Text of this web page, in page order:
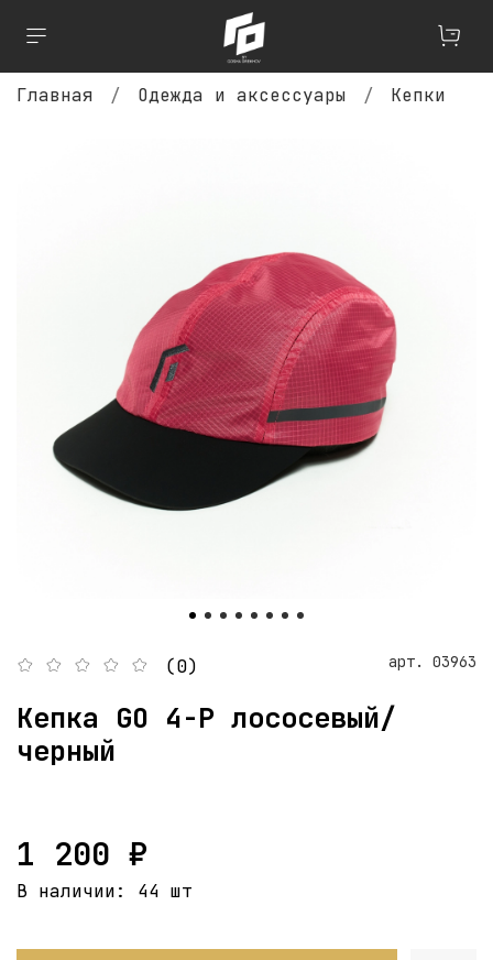
Главная Одежда и аксессуары Кепки
(0) арт. 03963
Кепка GO 4-P лососевый/
черный
1 200 ₽
В наличии: 44 шт